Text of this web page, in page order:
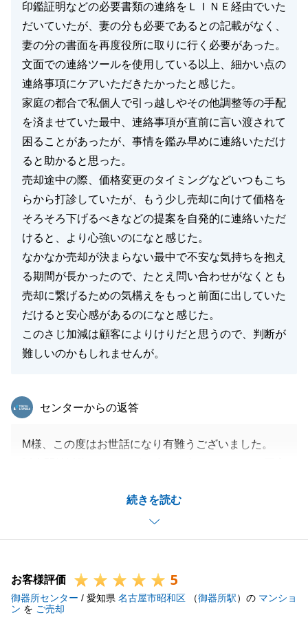
印鑑証明などの必要書類の連絡をＬＩＮＥ経由でいた
だいていたが、妻の分も必要であるとの記載がなく、
妻の分の書面を再度役所に取りに行く必要があった。
文面での連絡ツールを使用している以上、細かい点の
連絡事項にケアいただきたかったと感じた。
家庭の都合で私個人で引っ越しやその他調整等の手配
を済ませていた最中、連絡事項が直前に言い渡されて
困ることがあったが、事情を鑑み早めに連絡いただけ
ると助かると思った。
売却途中の際、価格変更のタイミングなどいつもこち
らから打診していたが、もう少し売却に向けて価格を
そろそろ下げるべきなどの提案を自発的に連絡いただ
けると、より心強いのになと感じた。
なかなか売却が決まらない最中で不安な気持ちを抱え
る期間が長かったので、たとえ問い合わせがなくとも
売却に繋げるための気構えをもっと前面に出していた
だけると安心感があるのになと感じた。
このさじ加減は顧客によりけりだと思うので、判断が
難しいのかもしれませんが。
続きを読む
東急リバブル
センターからの返答
M様、この度はお世話になり有難うございました。
さった方かたお申込みが入りご契約に至ることができ
いつもお忙しいところ迅速にご対応をいただいてお
また、私の改善点やご指摘事項もいただき、感謝申し
上げます。後手の連絡となってしまったことや必要書
類について、大変申し訳ございませんでした。
お客様評価 5
御器所センター / 愛知県 名古屋市昭和区 （御器所駅）の マンショ
ン を ご売却